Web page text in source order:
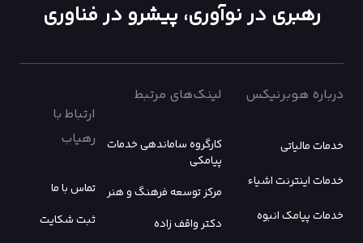
رهبری در نوآوری، پیشرو در فناوری
درباره هوبرنیکس
خدمات مالیاتی
خدمات اینترنت اشیاء
خدمات پیامک انبوه
لینک‌های مرتبط
کارگروه ساماندهی خدمات
پیامکی
مرکز توسعه فرهنگ و هنر
دکتر واقف زاده
ارتباط با
رهیاب
تماس با ما
ثبت شکایت